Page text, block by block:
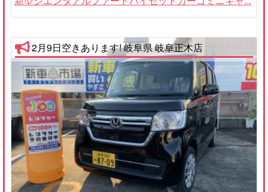
2月9日空きあります! 岐阜県 岐阜正木店